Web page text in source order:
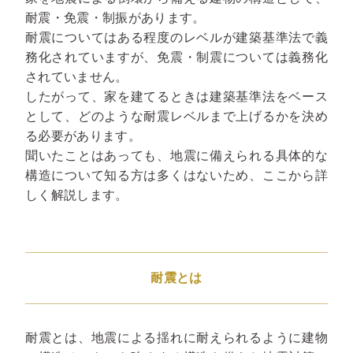
耐震・免震・制振があります。
耐震についてはある程度のレベルが建築基準法で義
務化されていますが、免震・制震については義務化
されていません。
したがって、家を建てるときは建築基準法をベース
として、どのような耐震レベルまで上げるかを決め
る必要があります。
聞いたことはあっても、地震に備えられる具体的な
構造について知る方は多くはないため、ここから詳
しく解説します。
耐震とは
耐震とは、地震による揺れに耐えられるように建物